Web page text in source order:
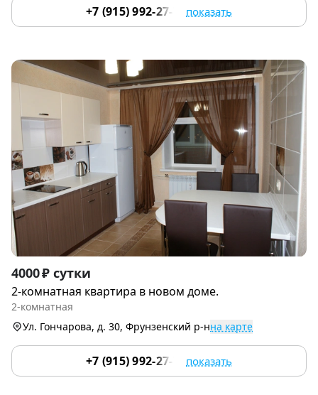
+7 (915) 992-27-70 показать
Item
1
of
9
4000 ₽ сутки
2-комнатная квартира в новом доме.
2-комнатная
Ул. Гончарова, д. 30, Фрунзенский р-нна карте
+7 (915) 992-27-70 показать